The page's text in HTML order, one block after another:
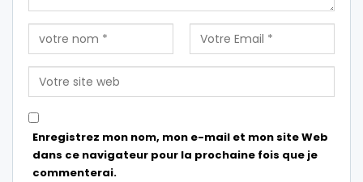
Enregistrez mon nom, mon e-mail et mon site Web
dans ce navigateur pour la prochaine fois que je
commenterai.